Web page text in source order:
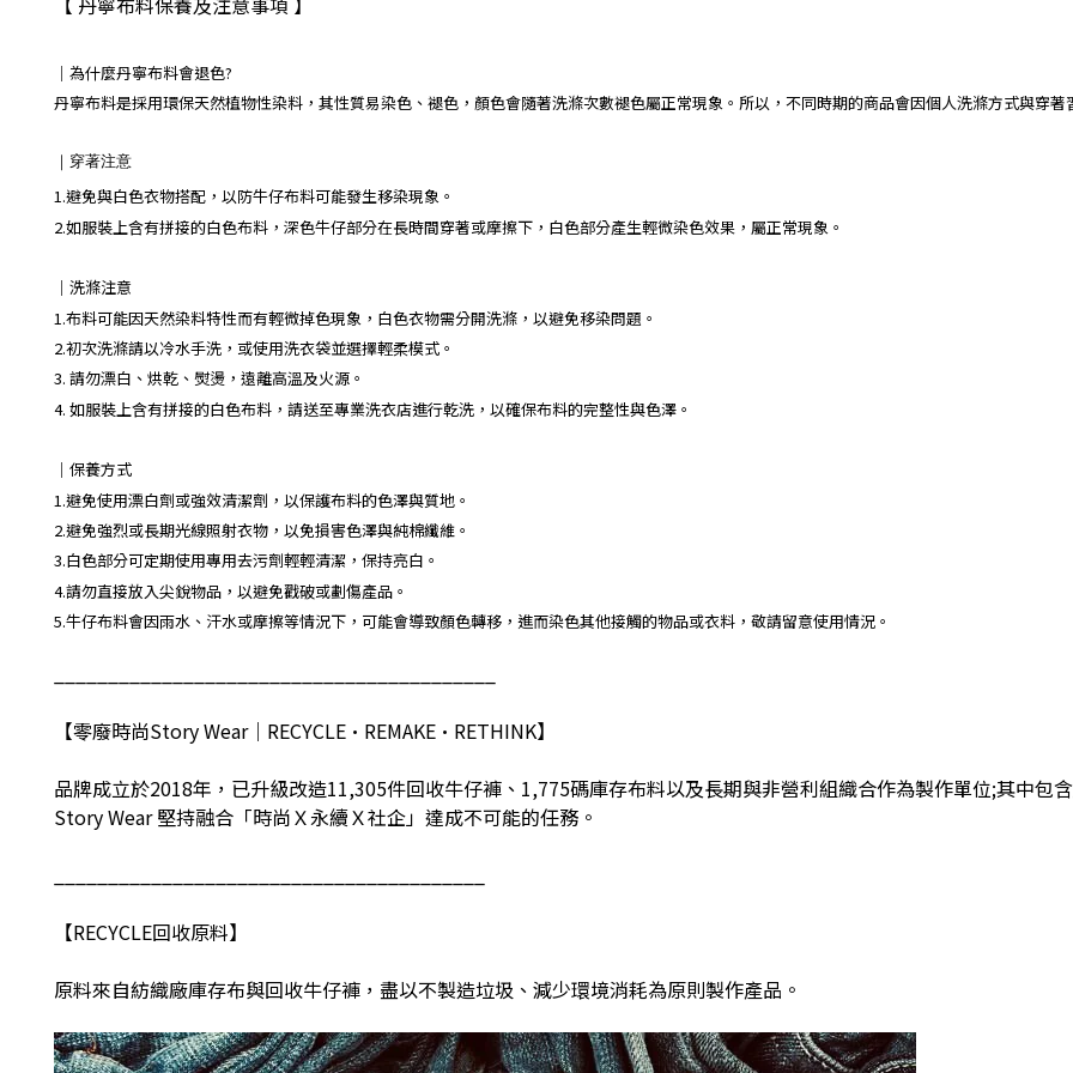
｜ 為什麼丹寧布料會退色?
丹寧布料是採用環保天然植物性染料，其性質易染色、褪色，顏色會隨著洗滌次數褪色屬正常現象。所以，不同時期的商品會因個人洗滌方式與穿著
｜ 穿著注意
1.避免與白色衣物搭配，以防牛仔布料可能發生移染現象。
2.如服裝上含有拼接的白色布料，深色牛仔部分在長時間穿著或摩擦下，白色部分產生輕微染色效果，屬正常現象。
｜ 洗滌注意
1.布料可能因天然染料特性而有輕微掉色現象，白色衣物需分開洗滌，以避免移染問題。
2.初次洗滌請以冷水手洗，或使用洗衣袋並選擇輕柔模式。
3. 請勿漂白、烘乾、熨燙，遠離高溫及火源。
4. 如服裝上含有拼接的白色布料，請送至專業洗衣店進行乾洗，以確保布料的完整性與色澤。
｜保養方式
1.避免使用漂白劑或強效清潔劑，以保護布料的色澤與質地。
2.避免強烈或長期光線照射衣物，以免損害色澤與純棉纖維。
3.白色部分可定期使用專用去污劑輕輕清潔，保持亮白。
4.請勿直接放入尖銳物品，以避免戳破或劃傷產品。
5.牛仔布料會因雨水、汗水或摩擦等情況下，可能會導致顏色轉移，進而染色其他接觸的物品或衣料，敬請留意使用情況。
【零廢時尚Story Wear｜ RECYCLE•REMAKE•RETHINK】
品牌成立於2018年，已升級改造11,305件回收牛仔褲、 1,775碼庫存布料以及長期與非營利組織合作為製作單位;其中包
Story Wear堅持融合「時尚Ｘ永續Ｘ社企」達成不可能的任務。
【RECYCLE回收原料】
原料來自紡織廠庫存布與回收牛仔褲，盡以不製造垃圾、減少環境消耗為原則製作產品。